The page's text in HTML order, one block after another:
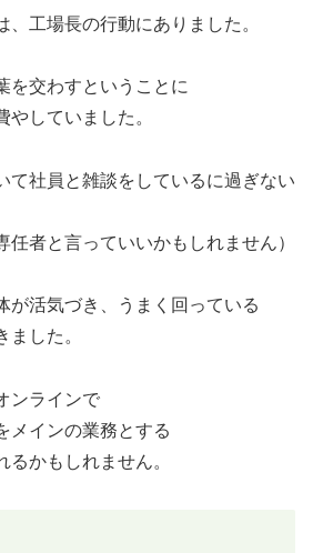
、工場長の行動にありました。
を交わすということに
していました。
て社員と雑談をしているに過ぎない
任者と言っていいかもしれません）
が活気づき、うまく回っている
ました。
ンラインで
メインの業務とする
かもしれません。